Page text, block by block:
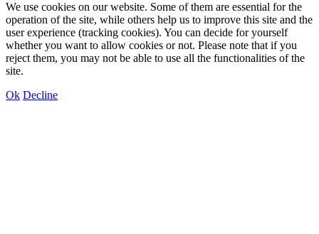
We use cookies on our website. Some of them are essential for the
operation of the site, while others help us to improve this site and the
user experience (tracking cookies). You can decide for yourself
whether you want to allow cookies or not. Please note that if you
reject them, you may not be able to use all the functionalities of the
site.
Ok Decline